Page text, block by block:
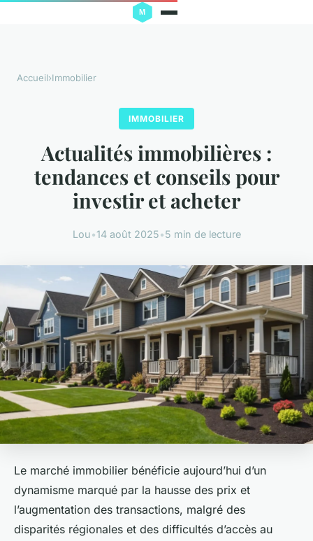
Accueil›Immobilier
IMMOBILIER
Actualités immobilières :
tendances et conseils pour
investir et acheter
Lou•14 août 2025•5 min de lecture
Le marché immobilier bénéficie aujourd’hui d’un
dynamisme marqué par la hausse des prix et
l’augmentation des transactions, malgré des
disparités régionales et des difficultés d’accès au